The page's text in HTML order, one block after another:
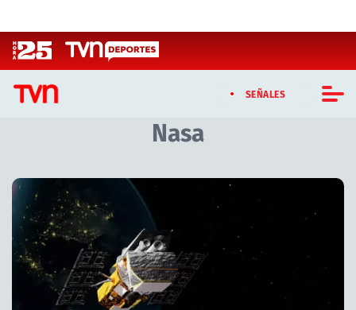
SEÑALES
CASTING MASTERCHEF CHILE
CASTING TVN VERTICAL
TVN VERTICAL
TVN PLAY
PROGRAMAS
Nasa
Artículos relacionados con Nasa